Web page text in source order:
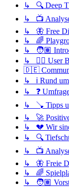
↳ 🔍 Deep
↳ 📺
↳ 🦋 Free
↳ 🌈
↳ 🧑🏽
↳ ✍🏽 User
🇩🇪
↳ ℹ️ Rund
↳ ❓
↳ 🪠 Tipps
↳ 🚀
↳ 💔 Wir
↳ 🔍
↳ 📺
↳ 🦋 Freie
↳ 🌈
↳ 🧑🏽